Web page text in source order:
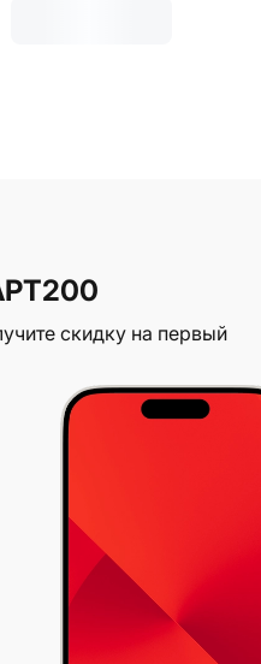
скидку на первый